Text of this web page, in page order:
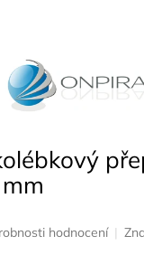
hodnocení